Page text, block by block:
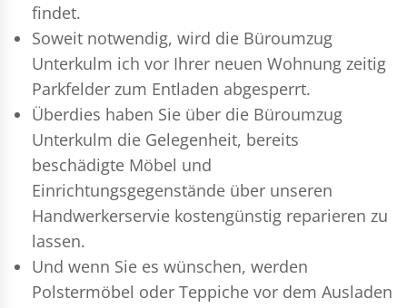
findet.
Soweit notwendig, wird die Büroumzug
Unterkulm ich vor Ihrer neuen Wohnung zeitig
Parkfelder zum Entladen abgesperrt.
Überdies haben Sie über die Büroumzug
Unterkulm die Gelegenheit, bereits
beschädigte Möbel und
Einrichtungsgegenstände über unseren
Handwerkerservie kostengünstig reparieren zu
lassen.
Und wenn Sie es wünschen, werden
Polstermöbel oder Teppiche vor dem Ausladen